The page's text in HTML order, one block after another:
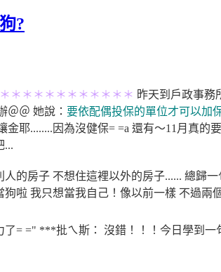
?
＊＊＊＊＊＊＊＊＊＊＊ 昨天到戶政事務
＠＠ 她說： 要依配偶投保的單位才可以加
金耶........因為沒健保= =a 還有～11月真
...
的房子 不想住這裡以外的房子...... 總歸
啦 我只想當我自己！像以前一樣 不過
= =" ***批ㄟ斯： 沒錯！！！今日學到一